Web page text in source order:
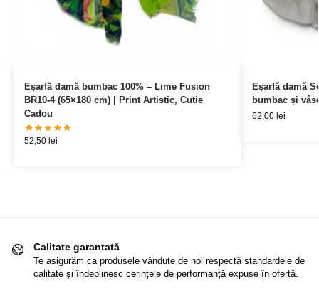
Eșarfă damă bumbac 100% – Lime Fusion
BR10-4 (65×180 cm) | Print Artistic, Cutie
Cadou
52,50 lei
Eșarfă damă
bumbac și
62,00 lei
Calitate garantată
Te asigurăm ca produsele vândute de noi respectă standardele de
calitate și îndeplinesc cerințele de performanță expuse în ofertă.